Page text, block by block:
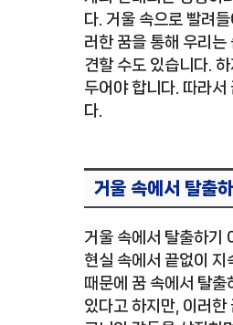
다. 거울 속으로 빨려
러한 꿈을 통해 우리는
견할 수도 있습니다.
두어야 합니다. 따라서
다.
거울 속에서 탈출
거울 속에서 탈출하기
현실 속에서 끝없이 지
때문에 꿈 속에서 탈
있다고 하지만, 이러한